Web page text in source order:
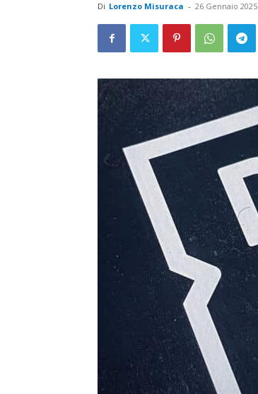
Di Lorenzo Misuraca - 26 Gennaio 2025